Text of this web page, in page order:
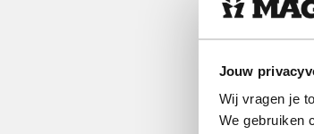
Jouw
Wij vragen je
We gebruiken